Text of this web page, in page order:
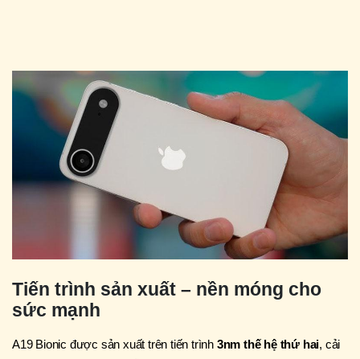
Tiến trình sản xuất – nền móng cho
sức mạnh
A19 Bionic được sản xuất trên tiến trình 3nm thế hệ thứ hai, cải